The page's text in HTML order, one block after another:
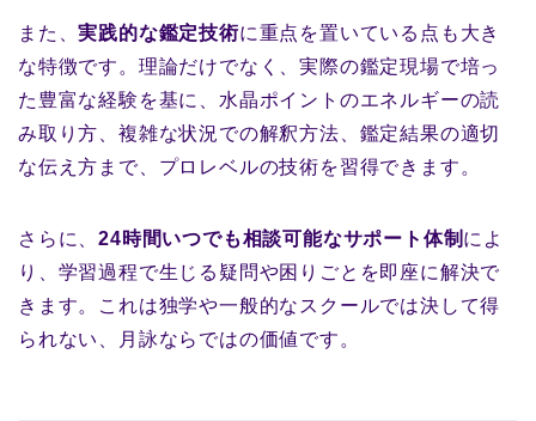
また、実践的な鑑定技術に重点を置いている点も大き
な特徴です。理論だけでなく、実際の鑑定現場で培っ
た豊富な経験を基に、水晶ポイントのエネルギーの読
み取り方、複雑な状況での解釈方法、鑑定結果の適切
な伝え方まで、プロレベルの技術を習得できます。
さらに、24時間いつでも相談可能なサポート体制 によ
り、学習過程で生じる疑問や困りごとを即座に解決で
きます。これは独学や一般的なスクールでは決して得
られない、月詠ならではの価値です。